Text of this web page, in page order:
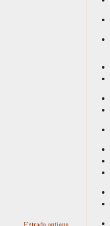
Entrada antigua